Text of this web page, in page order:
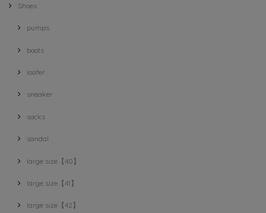
Shoes
pumps
boots
loafer
sneaker
socks
sandal
large size【40】
large size【41】
large size【42】